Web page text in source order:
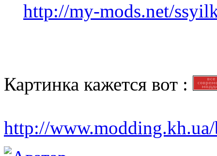
http://my-mods.net/
Картинка кажется вот :
http://